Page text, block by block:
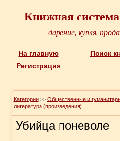
Книжная
дарение, купля,
На главную Поиск
Регистрация
Категории >> Общественные и
литература (произведения)
Убийца поневоле